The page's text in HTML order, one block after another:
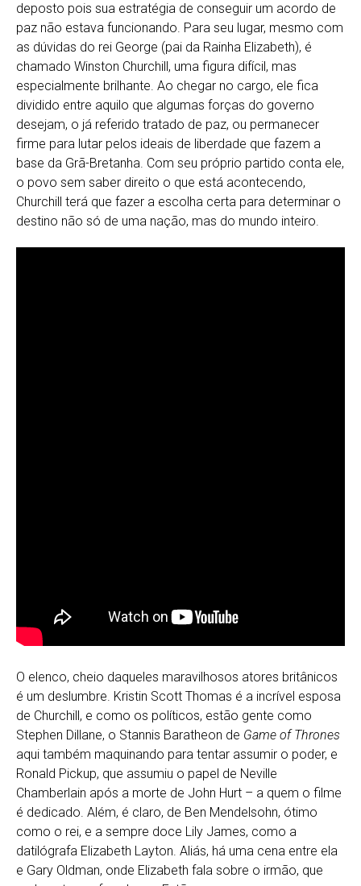
deposto pois sua estratégia de conseguir um acordo de
paz não estava funcionando. Para seu lugar, mesmo com
as dúvidas do rei George (pai da Rainha Elizabeth), é
chamado Winston Churchill, uma figura difícil, mas
especialmente brilhante. Ao chegar no cargo, ele fica
dividido entre aquilo que algumas forças do governo
desejam, o já referido tratado de paz, ou permanecer
firme para lutar pelos ideais de liberdade que fazem a
base da Grã-Bretanha. Com seu próprio partido conta ele,
o povo sem saber direito o que está acontecendo,
Churchill terá que fazer a escolha certa para determinar o
destino não só de uma nação, mas do mundo inteiro.
O elenco, cheio daqueles maravilhosos atores britânicos
é um deslumbre. Kristin Scott Thomas é a incrível esposa
de Churchill, e como os políticos, estão gente como
Stephen Dillane, o Stannis Baratheon de Game of Thrones
aqui também maquinando para tentar assumir o poder, e
Ronald Pickup, que assumiu o papel de Neville
Chamberlain após a morte de John Hurt – a quem o filme
é dedicado. Além, é claro, de Ben Mendelsohn, ótimo
como o rei, e a sempre doce Lily James, como a
datilógrafa Elizabeth Layton. Aliás, há uma cena entre ela
e Gary Oldman, onde Elizabeth fala sobre o irmão, que